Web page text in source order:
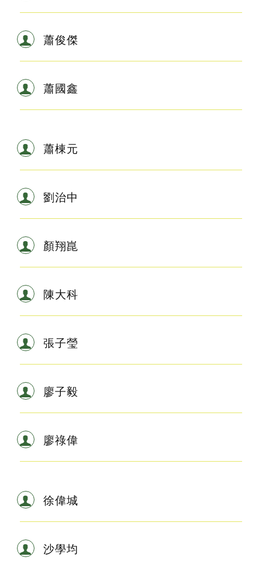
蕭俊傑
蕭國鑫
蕭棟元
劉治中
顏翔崑
陳大科
張子瑩
廖子毅
廖祿偉
徐偉城
沙學均